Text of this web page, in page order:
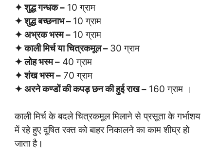
✦ शुद्ध गन्धक – 10 ग्राम
✦ शुद्ध बच्छनाभ – 10 ग्राम
✦ अभ्रक भस्म – 10 ग्राम
✦ काली मिर्च या चित्रकमूल – 30 ग्राम
✦ लोह भस्म – 40 ग्राम
✦ शंख भस्म – 70 ग्राम
✦ अरने कण्डों की कपड़ छन की हुई राख – 160 ग्राम ।
काली मिर्च के बदले चित्रकमूल मिलाने से प्रसूता के गर्भाशय
में रहे हुए दूषित रक्त को बाहर निकालने का काम शीघ्र हो
जाता है।